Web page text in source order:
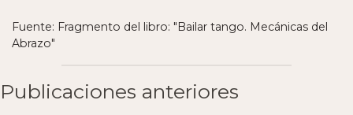
Fuente: Fragmento del libro: "Bailar tango. Mecánicas del
Abrazo"
Publicaciones anteriores